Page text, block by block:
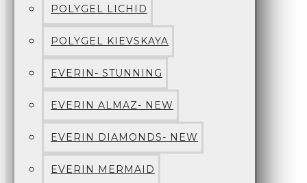
POLYGEL LICHID
POLYGEL KIEVSKAYA
EVERIN- STUNNING
EVERIN ALMAZ- NEW
EVERIN DIAMONDS- NEW
EVERIN MERMAID